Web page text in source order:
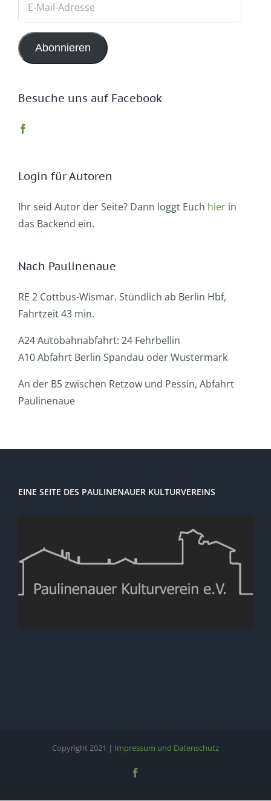
Adresse
Abonnieren
Besuche uns auf Facebook
Login für Autoren
Ihr seid Autor der Seite? Dann loggt Euch hier in
das Backend ein.
Nach Paulinenaue
RE 2 Cottbus-Wismar. Stündlich ab Berlin Hbf,
Fahrtzeit 43 min.
A24 Autobahnabfahrt: 24 Fehrbellin
A10 Abfahrt Berlin Spandau oder Wustermark
An der B5 zwischen Retzow und Pessin, Abfahrt
Paulinenaue
EINE SEITE DES PAULINENAUER KULTURVEREINS
Copyright 2021 | Impressum und Datenschutz